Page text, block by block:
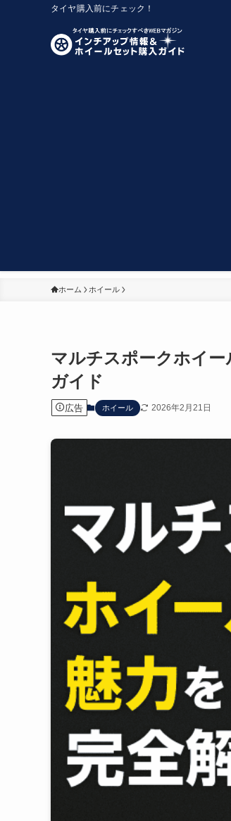
タイヤ購入前にチェック！
ホーム ホイール
マルチスポークホイー
ガイド
広告 ホイール 2026年2月21日